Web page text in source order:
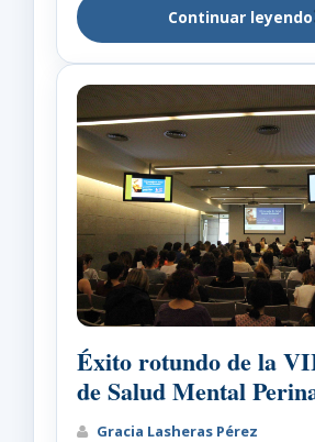
Continuar leyendo
Éxito rotundo de la
de Salud Mental
Gracia Lasheras Pérez